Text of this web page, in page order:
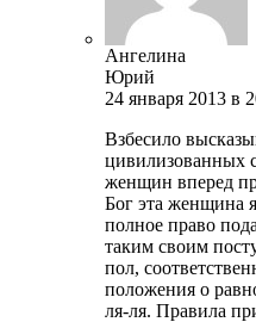
Ангелина
Юрий
24 января 2013 в
Взбесило
цивилизованных
женщин вперед
Бог эта женщина
полное право
таким своим
пол,
положения о
ля-ля. Правила